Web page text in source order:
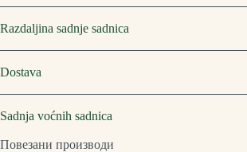
Razdaljina sadnje sadnica
Dostava
Sadnja voćnih sadnica
Повезани производи